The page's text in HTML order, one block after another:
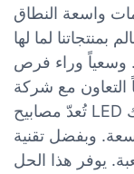
بمنتجاتنا لما لها
وسعياً وراء فرص
تُعدّ مصابيح LED عالية الإضاءة بقدرة 400 واط، والتي تتميز بسطوع استثنائي وكفاءة عالية في استهلاك
وبفضل تقنية
يوفر هذا الحل